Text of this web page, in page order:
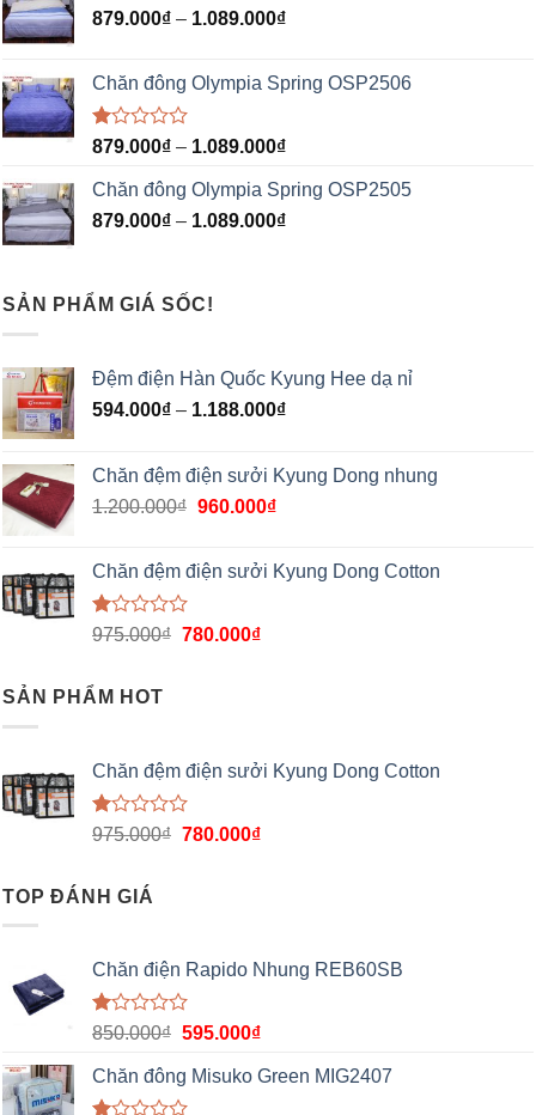
879.000₫ – 1.089.000₫
Chăn đông Olympia Spring OSP2506
Được
hạng
1.00
5
879.000₫ – 1.089.000₫
Chăn đông Olympia Spring OSP2505
879.000₫ – 1.089.000₫
SẢN PHẨM GIÁ SỐC!
Đệm điện Hàn Quốc Kyung Hee dạ nỉ
594.000₫ – 1.188.000₫
Chăn đệm điện sưởi Kyung Dong nhung
1.200.000₫ 960.000₫
Chăn đệm điện sưởi Kyung Dong Cotton
Được
1.00
5
975.000₫ 780.000₫
SẢN PHẨM HOT
Chăn đệm điện sưởi Kyung Dong Cotton
Được
1.00
5
975.000₫ 780.000₫
TOP ĐÁNH GIÁ
Chăn điện Rapido Nhung REB60SB
Được
hạng
1.00
5
850.000₫ 595.000₫
Chăn đông Misuko Green MIG2407